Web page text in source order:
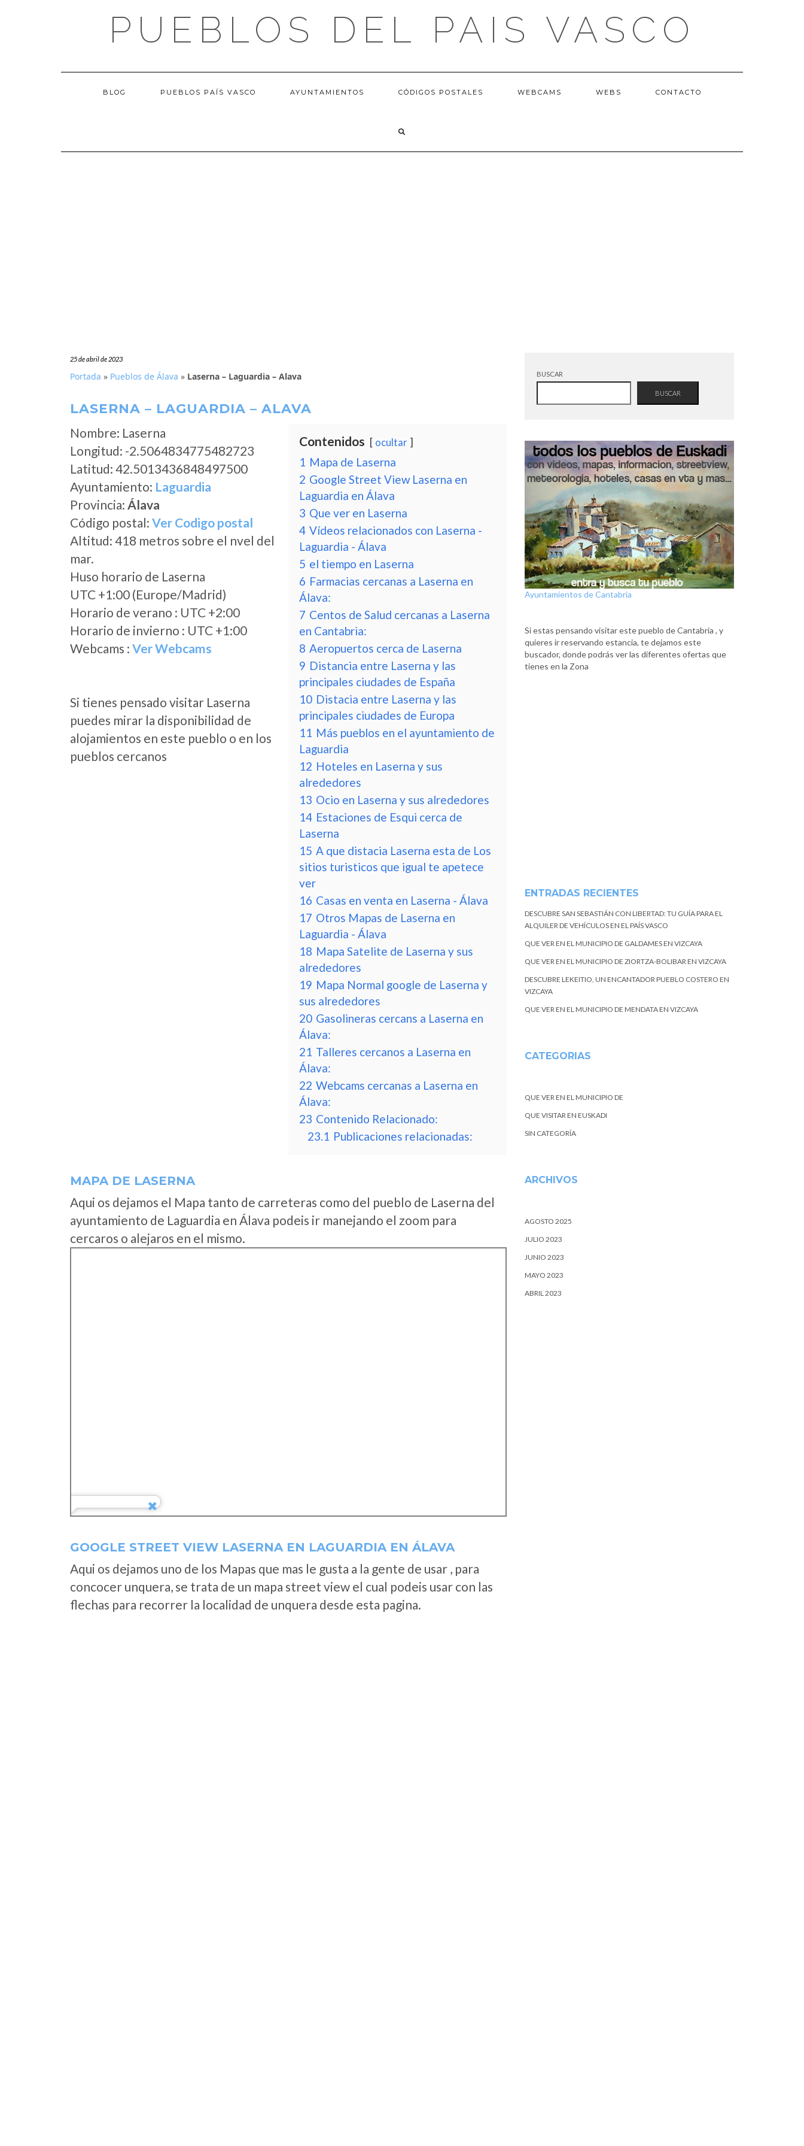
PUEBLOS DEL PAIS VASCO
BLOG PUEBLOS PAÍS VASCO AYUNTAMIENTOS CÓDIGOS POSTALES WEBCAMS WEBS CONTACTO
25 de abril de 2023
Portada » Pueblos de Álava » Laserna – Laguardia – Alava
LASERNA – LAGUARDIA – ALAVA
Nombre: Laserna
Longitud: -2.5064834775482723
Latitud: 42.5013436848497500
Ayuntamiento: Laguardia
Provincia: Álava
Código postal: Ver Codigo postal
Altitud: 418 metros sobre el nvel del
mar.
Huso horario de Laserna
UTC +1:00 (Europe/Madrid)
Horario de verano : UTC +2:00
Horario de invierno : UTC +1:00
Webcams : Ver Webcams
Si tienes pensado visitar Laserna
puedes mirar la disponibilidad de
alojamientos en este pueblo o en los
pueblos cercanos
Contenidos ocultar
1 Mapa de Laserna
2 Google Street View Laserna en
Laguardia en Álava
3 Que ver en Laserna
4 Vídeos relacionados con Laserna -
Laguardia - Álava
5 el tiempo en Laserna
6 Farmacias cercanas a Laserna en
Álava:
7 Centos de Salud cercanas a Laserna
en Cantabria:
8 Aeropuertos cerca de Laserna
9 Distancia entre Laserna y las
principales ciudades de España
10 Distacia entre Laserna y las
principales ciudades de Europa
11 Más pueblos en el ayuntamiento de
Laguardia
12 Hoteles en Laserna y sus
alrededores
13 Ocio en Laserna y sus alrededores
14 Estaciones de Esqui cerca de
Laserna
15 A que distacia Laserna esta de Los
sitios turisticos que igual te apetece
ver
16 Casas en venta en Laserna - Álava
17 Otros Mapas de Laserna en
Laguardia - Álava
18 Mapa Satelite de Laserna y sus
alrededores
19 Mapa Normal google de Laserna y
sus alrededores
20 Gasolineras cercans a Laserna en
Álava:
21 Talleres cercanos a Laserna en
Álava:
22 Webcams cercanas a Laserna en
Álava:
23 Contenido Relacionado:
23.1 Publicaciones relacionadas:
MAPA DE LASERNA
Aqui os dejamos el Mapa tanto de carreteras como del pueblo de Laserna del
ayuntamiento de Laguardia en Álava podeis ir manejando el zoom para
cercaros o alejaros en el mismo.
GOOGLE STREET VIEW LASERNA EN LAGUARDIA EN ÁLAVA
Aqui os dejamos uno de los Mapas que mas le gusta a la gente de usar , para
concocer unquera, se trata de un mapa street view el cual podeis usar con las
flechas para recorrer la localidad de unquera desde esta pagina.
BUSCAR
BUSCAR
Ayuntamientos de Cantabria
Si estas pensando visitar este pueblo de Cantabria , y
quieres ir reservando estancia, te dejamos este
buscador, donde podrás ver las diferentes ofertas que
tienes en la Zona
ENTRADAS RECIENTES
DESCUBRE SAN SEBASTIÁN CON LIBERTAD: TU GUÍA PARA EL
ALQUILER DE VEHÍCULOS EN EL PAÍS VASCO
QUE VER EN EL MUNICIPIO DE GALDAMES EN VIZCAYA
QUE VER EN EL MUNICIPIO DE ZIORTZA-BOLIBAR EN VIZCAYA
DESCUBRE LEKEITIO, UN ENCANTADOR PUEBLO COSTERO EN
VIZCAYA
QUE VER EN EL MUNICIPIO DE MENDATA EN VIZCAYA
CATEGORIAS
QUE VER EN EL MUNICIPIO DE
QUE VISITAR EN EUSKADI
SIN CATEGORÍA
ARCHIVOS
AGOSTO 2025
JULIO 2023
JUNIO 2023
MAYO 2023
ABRIL 2023